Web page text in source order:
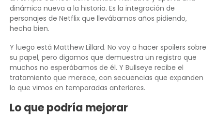
dinámica nueva a la historia. Es la integración de
personajes de Netflix que llevábamos años pidiendo,
hecha bien.
Y luego está Matthew Lillard. No voy a hacer spoilers sobre
su papel, pero digamos que demuestra un registro que
muchos no esperábamos de él. Y Bullseye recibe el
tratamiento que merece, con secuencias que expanden
lo que vimos en temporadas anteriores.
Lo que podría mejorar